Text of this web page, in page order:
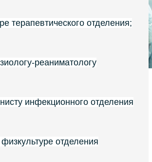
терапевтического отделения;
реаниматологу
инфекционного отделения
отделения